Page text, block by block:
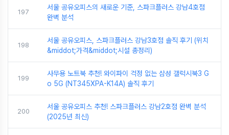
197
서울 공유오피스의 새로운 기준, 스파크플러스 강남4호점
완벽 분석
198
서울 공유오피스, 스파크플러스 강남3호점 솔직 후기 (위치
&middot;가격&middot;시설 총정리)
199
사무용 노트북 추천! 와이파이 걱정 없는 삼성 갤럭시북3 G
o 5G (NT345XPA-K14A) 솔직 후기
200
서울 공유오피스 추천! 스파크플러스 강남2호점 완벽 분석
(2025년 최신)